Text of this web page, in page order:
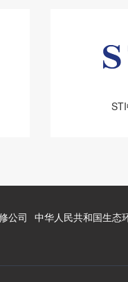
公司 中华人民共和国生态